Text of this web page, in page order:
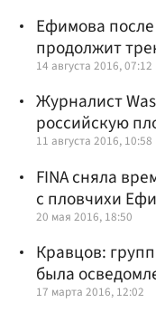
Ефимова
продолжит
14 августа 2016, 07:12
Журналист
российскую
11 августа 2016, 10:58
FINA сняла
с пловчихи
20 мая 2016, 18:50
Кравцов:
была
17 марта 2016, 12:02